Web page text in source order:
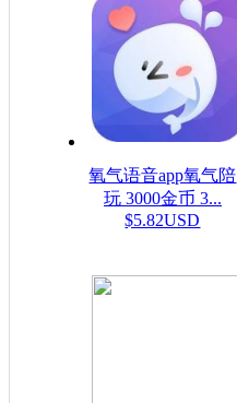
氧气语音app氧气陪
玩 3000金币 3...
$5.82USD